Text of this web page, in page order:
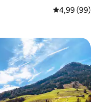
Średnia
4,99 (99)